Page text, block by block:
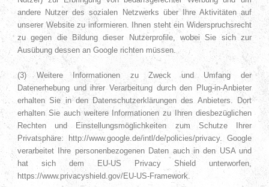
andere Nutzer des sozialen Netzwerks über Ihre Aktivitäten auf
unserer Website zu informieren. Ihnen steht ein Widerspruchsrecht
zu gegen die Bildung dieser Nutzerprofile, wobei Sie sich zur
Ausübung dessen an Google richten müssen.
(3) Weitere Informationen zu Zweck und Umfang der
Datenerhebung und ihrer Verarbeitung durch den Plug-in-Anbieter
erhalten Sie in den Datenschutzerklärungen des Anbieters. Dort
erhalten Sie auch weitere Informationen zu Ihren diesbezüglichen
Rechten und Einstellungsmöglichkeiten zum Schutze Ihrer
Privatsphäre: http://www.google.de/intl/de/policies/privacy. Google
verarbeitet Ihre personenbezogenen Daten auch in den USA und
hat sich dem EU-US Privacy Shield unterworfen,
https://www.privacyshield.gov/EU-US-Framework.